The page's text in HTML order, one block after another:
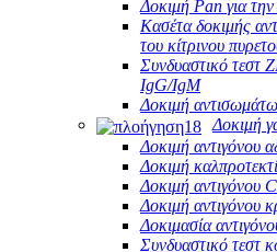
Δοκιμή Pan για
Κασέτα δοκιμής
του κίτρινου
Συνδυαστικό
IgG/IgM
Δοκιμή
Δοκιμή
Δοκιμή αντιγόνου
Δοκιμή
Δοκιμή
Δοκιμή αντιγόνου
Δοκιμασία
Συνδυαστικό τεστ